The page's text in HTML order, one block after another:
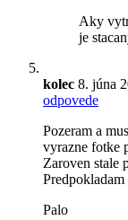
Aky
je
kolec 8. júna
odpovede
Pozeram a
vyrazne fotke
Zaroven stale
Palo